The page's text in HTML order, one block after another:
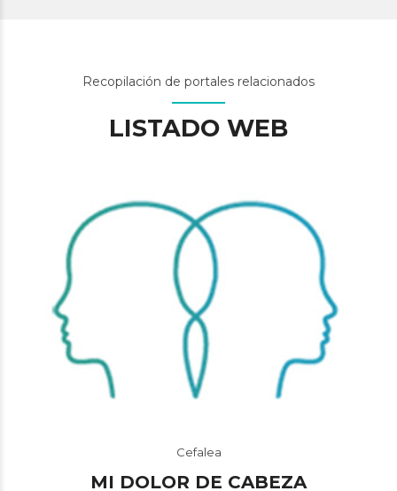
Recopilación de portales relacionados
LISTADO WEB
Cefalea
MI DOLOR DE CABEZA